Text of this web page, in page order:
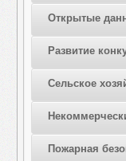
Открытые
Развитие
Сельское
Пожарная